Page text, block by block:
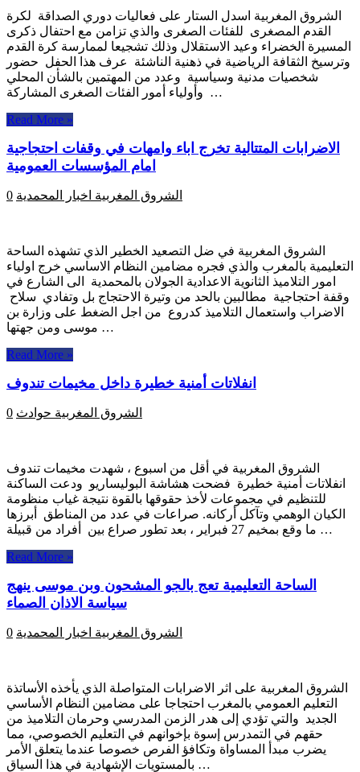
الشروق المغربية اسدل الستار على فعاليات دوري الصداقة لكرة
القدم المصغرى للفئات الصغرى والذي تزامن مع احتفال ذكرى
المسيرة الخضراء وعيد الاستقلال وذلك تشجيعا لممارسة كرة القدم
وترسيخ الثقافة الرياضية في ذهنية الناشئة عرف هذا الحفل حضور
شخصيات مدنية وسياسية وعدد من المهتمين بالشأن المحلي
وأولياء أمور الفئات الصغرى المشاركة …
Read More »
الاضرابات المتتالية تخرج اباء وامهات في وقفات احتجاجية
امام المؤسسات العمومية
الشروق المغربية اخبار المحمدية 0
الشروق المغربية في ضل التصعيد الخطير الذي تشهذه الساحة
التعليمية بالمغرب والذي فجره مضامين النظام الاساسي خرج اولياء
امور التلاميذ الثانوية الاعدادية الجولان بالمحمدية الى الشارع في
وقفة احتجاجية مطالبين بالحد من وتيرة الاحتجاج بل وتفادي سلاح
الاضراب واستعمال التلاميذ كدروع من اجل الضغط على وزارة بن
موسى ومن جهتها …
Read More »
انفلاتات أمنية خطيرة داخل مخيمات تندوف
الشروق المغربية حوادث 0
الشروق المغربية في أقل من اسبوع ، شهدت مخيمات تندوف
انفلاتات أمنية خطيرة فضحت هشاشة البوليساريو ودعت الساكنة
للتنظيم في مجموعات لأخذ حقوقها بالقوة نتيجة غياب منظومة
الكيان الوهمي وتآكل أركانه. صراعات في عدد من المناطق أبرزها
ما وقع بمخيم 27 فبراير ، بعد تطور صراع بين أفراد من قبيلة …
Read More »
الساحة التعليمية تعج بالجو المشحون وبن موسى ينهج
سياسة الاذان الصماء
الشروق المغربية اخبار المحمدية 0
الشروق المغربية على اثر الاضرابات المتواصلة الذي يأخذه الأساتذة
التعليم العمومي بالمغرب احتجاجا على مضامين النظام الأساسي
الجديد والتي تؤدي إلى هدر الزمن المدرسي وحرمان التلاميذ من
حقهم في التمدرس إسوة بإخوانهم في التعليم الخصوصي، مما
يضرب مبدأ المساواة وتكافؤ الفرص خصوصا عندما يتعلق الأمر
بالمستويات الإشهادية في هذا السياق …